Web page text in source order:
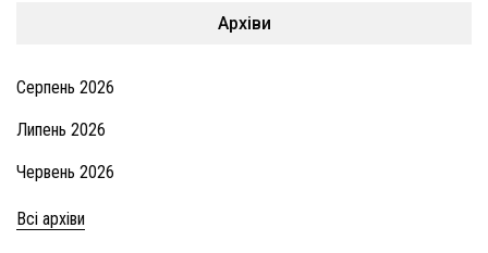
Архіви
Серпень 2026
Липень 2026
Червень 2026
Всі архіви